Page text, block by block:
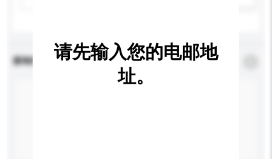
查询内容 *必须填写
请先输入您的电邮地
址。